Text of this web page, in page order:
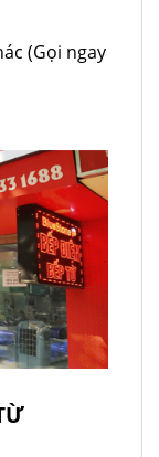
(Gọi ngay